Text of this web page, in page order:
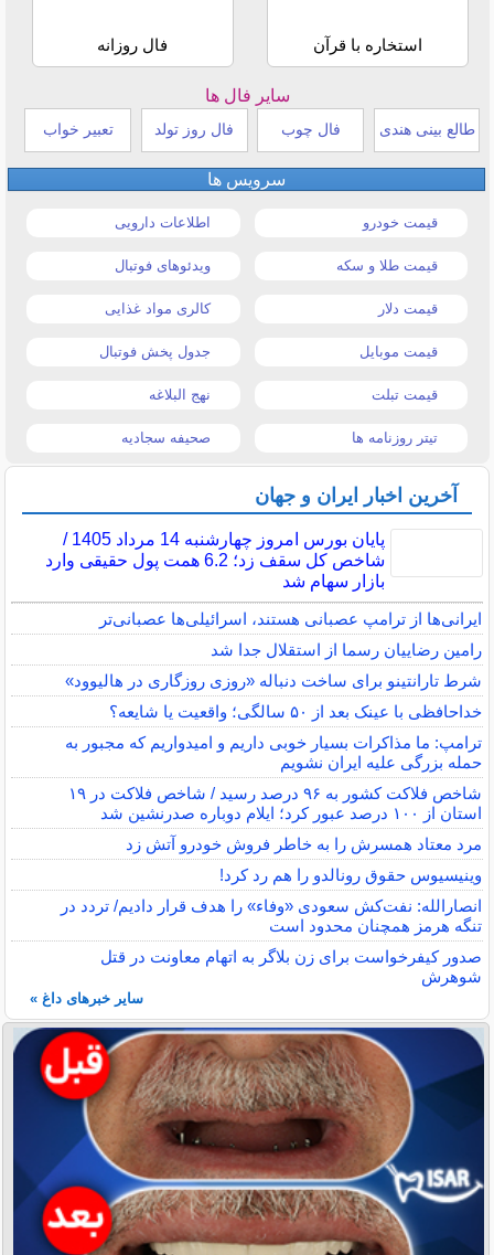
استخاره با قرآن فال روزانه
سایر فال ها
طالع بینی هندی فال چوب فال روز تولد تعبیر خواب
سرویس ها
قیمت خودرو اطلاعات دارویی
قیمت طلا و سکه ویدئوهای فوتبال
قیمت دلار کالری مواد غذایی
قیمت موبایل جدول پخش فوتبال
قیمت تبلت نهج البلاغه
تیتر روزنامه ها صحیفه سجادیه
آخرین اخبار ایران و جهان
پایان بورس امروز چهارشنبه 14 مرداد 1405 /
شاخص کل سقف زد؛ 6.2 همت پول حقیقی وارد
بازار سهام شد
ایرانی‌ها از ترامپ عصبانی هستند، اسرائیلی‌ها عصبانی‌تر
رامین رضاییان رسما از استقلال جدا شد
شرط تارانتینو برای ساخت دنباله «روزی روزگاری در هالیوود»
خداحافظی با عینک بعد از ۵۰ سالگی؛ واقعیت یا شایعه؟
ترامپ: ما مذاکرات بسیار خوبی داریم و امیدواریم که مجبور به
حمله بزرگی علیه ایران نشویم
شاخص فلاکت کشور به ۹۶ درصد رسید / شاخص فلاکت در ۱۹
استان از ۱۰۰ درصد عبور کرد؛ ایلام دوباره صدرنشین شد
مرد معتاد همسرش را به خاطر فروش خودرو آتش زد
وینیسیوس حقوق رونالدو را هم رد کرد!
انصارالله: نفت‌کش سعودی «وفاء» را هدف قرار دادیم/ تردد در
تنگه هرمز همچنان محدود است
صدور کیفرخواست برای زن بلاگر به اتهام معاونت در قتل
شوهرش
سایر خبرهای داغ »